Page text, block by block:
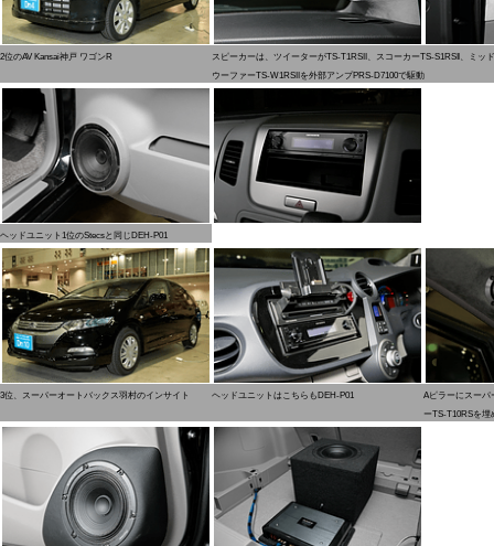
2位のAV Kansai神戸 ワゴンR
スピーカーは、ツイーターがTS-T1RSII、スコーカーTS-S1RSII、ミッ
ウーファーTS-W1RSIIを外部アンプPRS-D7100で駆動
ヘッドユニット1位のStecsと同じDEH-P01
3位、スーパーオートバックス羽村のインサイト ヘッドユニットはこちらもDEH-P01
Aピラーにスーパ
ーTS-T10RSを埋